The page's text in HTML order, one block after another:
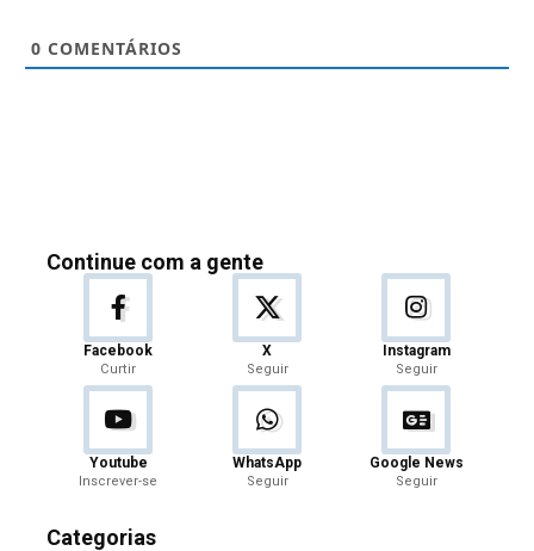
0 COMENTÁRIOS
Continue com a gente
Facebook
Curtir
X
Seguir
Instagram
Seguir
Youtube
Inscrever-se
WhatsApp
Seguir
Google News
Seguir
Categorias